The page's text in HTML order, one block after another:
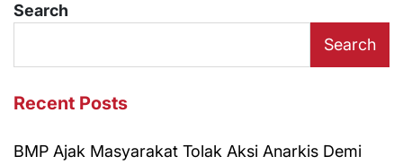
Search
Search
Recent Posts
BMP Ajak Masyarakat Tolak Aksi Anarkis Demi